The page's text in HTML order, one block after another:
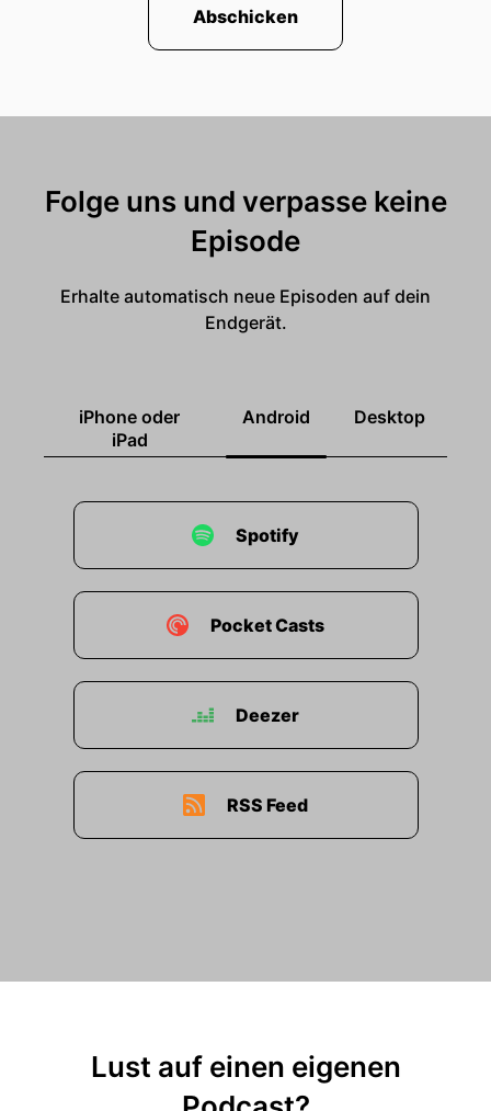
Abschicken
Folge uns und verpasse keine
Episode
Erhalte automatisch neue Episoden auf dein
Endgerät.
iPhone oder
iPad
Android Desktop
Spotify
Pocket Casts
Deezer
RSS Feed
Lust auf einen eigenen